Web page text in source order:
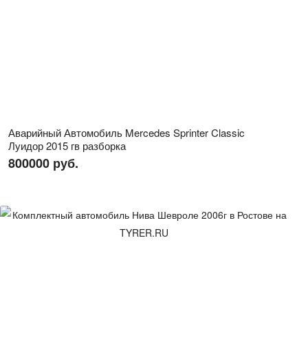
Аварийный Автомобиль Mercedes Sprinter Classic
Луидор 2015 гв разборка
800000 руб.